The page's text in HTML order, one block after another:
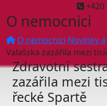
+420
O nemocnici
O nemocnici Novinky
Valašska zazářila mezi
Zdravotní
zazářila mezi
řecké Spartě